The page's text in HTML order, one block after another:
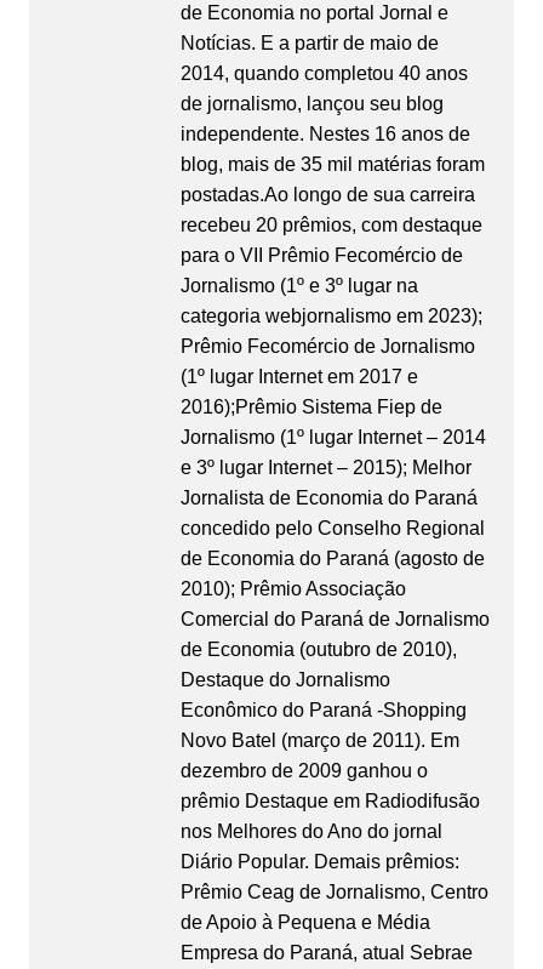
de Economia no portal Jornal e
Notícias. E a partir de maio de
2014, quando completou 40 anos
de jornalismo, lançou seu blog
independente. Nestes 16 anos de
blog, mais de 35 mil matérias foram
postadas.Ao longo de sua carreira
recebeu 20 prêmios, com destaque
para o VII Prêmio Fecomércio de
Jornalismo (1º e 3º lugar na
categoria webjornalismo em 2023);
Prêmio Fecomércio de Jornalismo
(1º lugar Internet em 2017 e
2016);Prêmio Sistema Fiep de
Jornalismo (1º lugar Internet – 2014
e 3º lugar Internet – 2015); Melhor
Jornalista de Economia do Paraná
concedido pelo Conselho Regional
de Economia do Paraná (agosto de
2010); Prêmio Associação
Comercial do Paraná de Jornalismo
de Economia (outubro de 2010),
Destaque do Jornalismo
Econômico do Paraná -Shopping
Novo Batel (março de 2011). Em
dezembro de 2009 ganhou o
prêmio Destaque em Radiodifusão
nos Melhores do Ano do jornal
Diário Popular. Demais prêmios:
Prêmio Ceag de Jornalismo, Centro
de Apoio à Pequena e Média
Empresa do Paraná, atual Sebrae